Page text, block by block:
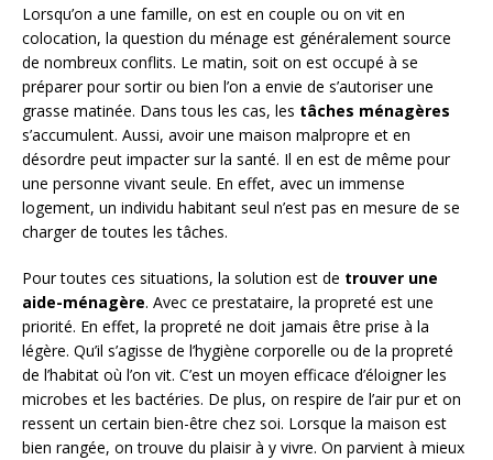
Lorsqu’on a une famille, on est en couple ou on vit en
colocation, la question du ménage est généralement source
de nombreux conflits. Le matin, soit on est occupé à se
préparer pour sortir ou bien l’on a envie de s’autoriser une
grasse matinée. Dans tous les cas, les tâches ménagères
s’accumulent. Aussi, avoir une maison malpropre et en
désordre peut impacter sur la santé. Il en est de même pour
une personne vivant seule. En effet, avec un immense
logement, un individu habitant seul n’est pas en mesure de se
charger de toutes les tâches.
Pour toutes ces situations, la solution est de trouver une
aide-ménagère. Avec ce prestataire, la propreté est une
priorité. En effet, la propreté ne doit jamais être prise à la
légère. Qu’il s’agisse de l’hygiène corporelle ou de la propreté
de l’habitat où l’on vit. C’est un moyen efficace d’éloigner les
microbes et les bactéries. De plus, on respire de l’air pur et on
ressent un certain bien-être chez soi. Lorsque la maison est
bien rangée, on trouve du plaisir à y vivre. On parvient à mieux